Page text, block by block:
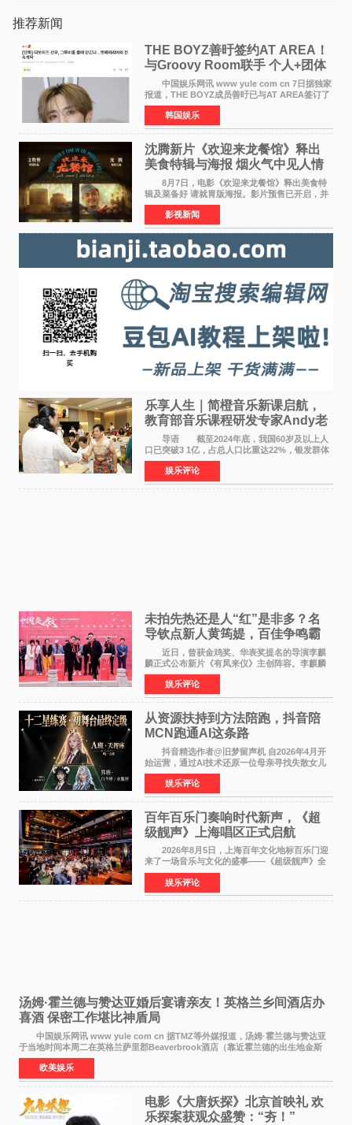
推荐新闻
THE BOYZ善旴签约AT AREA！
与Groovy Room联手 个人+团体
活动并行
中国娱乐网讯 www yule com cn 7日据独家
报道，THE BOYZ成员善旴已与AT AREA签订了
专属合约。AT AREA是由知名制作人组合
Groovy Room创立的hip-hop厂牌，旗下拥有多
位实力派音乐人，在韩
韩国娱乐
沈腾新片《欢迎来龙餐馆》释出
美食特辑与海报 烟火气中见人情
温暖
8月7日，电影《欢迎来龙餐馆》释出美食特
辑及菜备好 请就胃版海报。影片预售已开启，并
将于8月8日至10日14:00-21:00举行全国超前点
映。电影《欢迎来龙餐馆》作为战争美食喜剧大
片，讲述了中国
影视新闻
乐享人生｜简橙音乐新课启航，
教育部音乐课程研发专家Andy老
师重磅入驻领航银龄琴声
导语 截至2024年底，我国60岁及以上人
口已突破3 1亿，占总人口比重达22%，银发群体
的精神文化需求日益凸显。2024年1月，国务院办
公厅印发《关于发展银发经济增进老年人福祉的
意见》——这是
娱乐评论
未拍先热还是人“红”是非多？名
导钦点新人黄筠媞，百佳争鸣霸
气回应
近日，曾获金鸡奖、华表奖提名的导演李麒
麟正式公布新片《有凤来仪》主创阵容。李麒麟
早年凭电影《华容道》获得金鸡奖、华表奖提
名，此后长期参与国内外电影制作，其担任制片
人参与的作品亦曾
娱乐评论
从资源扶持到方法陪跑，抖音陪
MCN跑通AI这条路
抖音精选作者@旧梦留声机 自2026年4月开
始运营，通过AI技术还原一位母亲寻找失散女儿
的故事，凭借强情感表达获得大量用户关注，发
布仅21小时便获得超1亿曝光、超1000万互动。
此后，账号持续沿
娱乐评论
百年百乐门奏响时代新声，《超
级靓声》上海唱区正式启航
2026年8月5日，上海百年文化地标百乐门迎
来了一场音乐与文化的盛事——《超级靓声》全
国励志音乐公益节目上海唱区新闻发布会暨启动
仪式在此隆重举行。各界领导、嘉宾与媒体朋友
齐聚一堂，共同
娱乐评论
汤姆·霍兰德与赞达亚婚后宴请亲友！英格兰乡间酒店办
喜酒 保密工作堪比神盾局
中国娱乐网讯 www yule com cn 据TMZ等外媒报道，汤姆·霍兰德与赞达亚
于当地时间本周二在英格兰萨里郡Beaverbrook酒店（靠近霍兰德的出生地金斯
顿）举办婚宴，邀请家人与朋友们喝喜酒，庆祝
欧美娱乐
电影《大唐妖探》北京首映礼 欢
乐探案获观众盛赞：“夯！”